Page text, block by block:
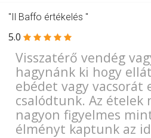
"Il Baffo értékelés "
5.0
Visszatérő vendég
hagynánk ki hogy
ebédet vagy vacsorát
csalódtunk. Az ételek
nagyon figyelmes
élményt kaptunk az